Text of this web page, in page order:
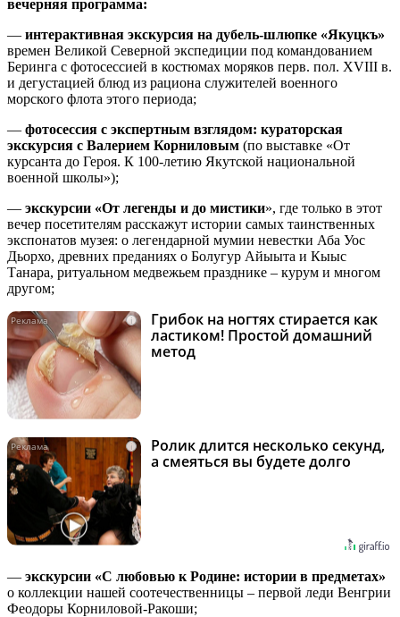
вечерняя программа:
— интерактивная экскурсия на дубель-шлюпке «Якуцкъ»
времен Великой Северной экспедиции под командованием
Беринга с фотосессией в костюмах моряков перв. пол. XVIII в.
и дегустацией блюд из рациона служителей военного
морского флота этого периода;
— фотосессия с экспертным взглядом: кураторская
экскурсия с Валерием Корниловым (по выставке «От
курсанта до Героя. К 100-летию Якутской национальной
военной школы»);
— экскурсии «От легенды и до мистики», где только в этот
вечер посетителям расскажут истории самых таинственных
экспонатов музея: о легендарной мумии невестки Аба Уос
Дьорхо, древних преданиях о Болугур Айыыта и Кыыс
Танара, ритуальном медвежьем празднике – курум и многом
другом;
i
Грибок на ногтях стирается как
ластиком! Простой домашний
метод
i
Ролик длится несколько секунд,
а смеяться вы будете долго
— экскурсии «С любовью к Родине: истории в предметах»
о коллекции нашей соотечественницы – первой леди Венгрии
Феодоры Корниловой-Ракоши;